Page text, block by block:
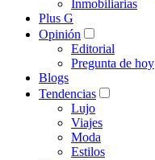
Inmobiliarias
Plus G
Opinión
Editorial
Pregunta de hoy
Blogs
Tendencias
Lujo
Viajes
Moda
Estilos